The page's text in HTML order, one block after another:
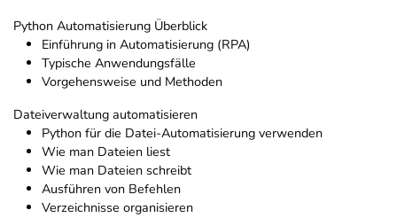
Python Automatisierung Überblick
Einführung in Automatisierung (RPA)
Typische Anwendungsfälle
Vorgehensweise und Methoden
Dateiverwaltung automatisieren
Python für die Datei-Automatisierung verwenden
Wie man Dateien liest
Wie man Dateien schreibt
Ausführen von Befehlen
Verzeichnisse organisieren